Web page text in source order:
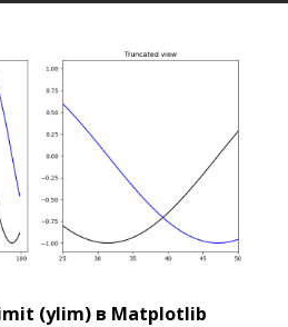
(ylim) в Matplotlib